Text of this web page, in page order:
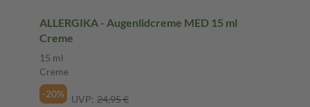
ALLERGIKA - Augenlidcreme MED 15 ml
Creme
15 ml
Creme
-20%
UVP: 24,95 €